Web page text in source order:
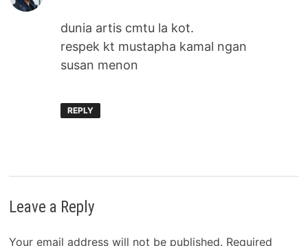
dunia artis cmtu la kot.
respek kt mustapha kamal ngan
susan menon
REPLY
Leave a Reply
Your email address will not be published. Required